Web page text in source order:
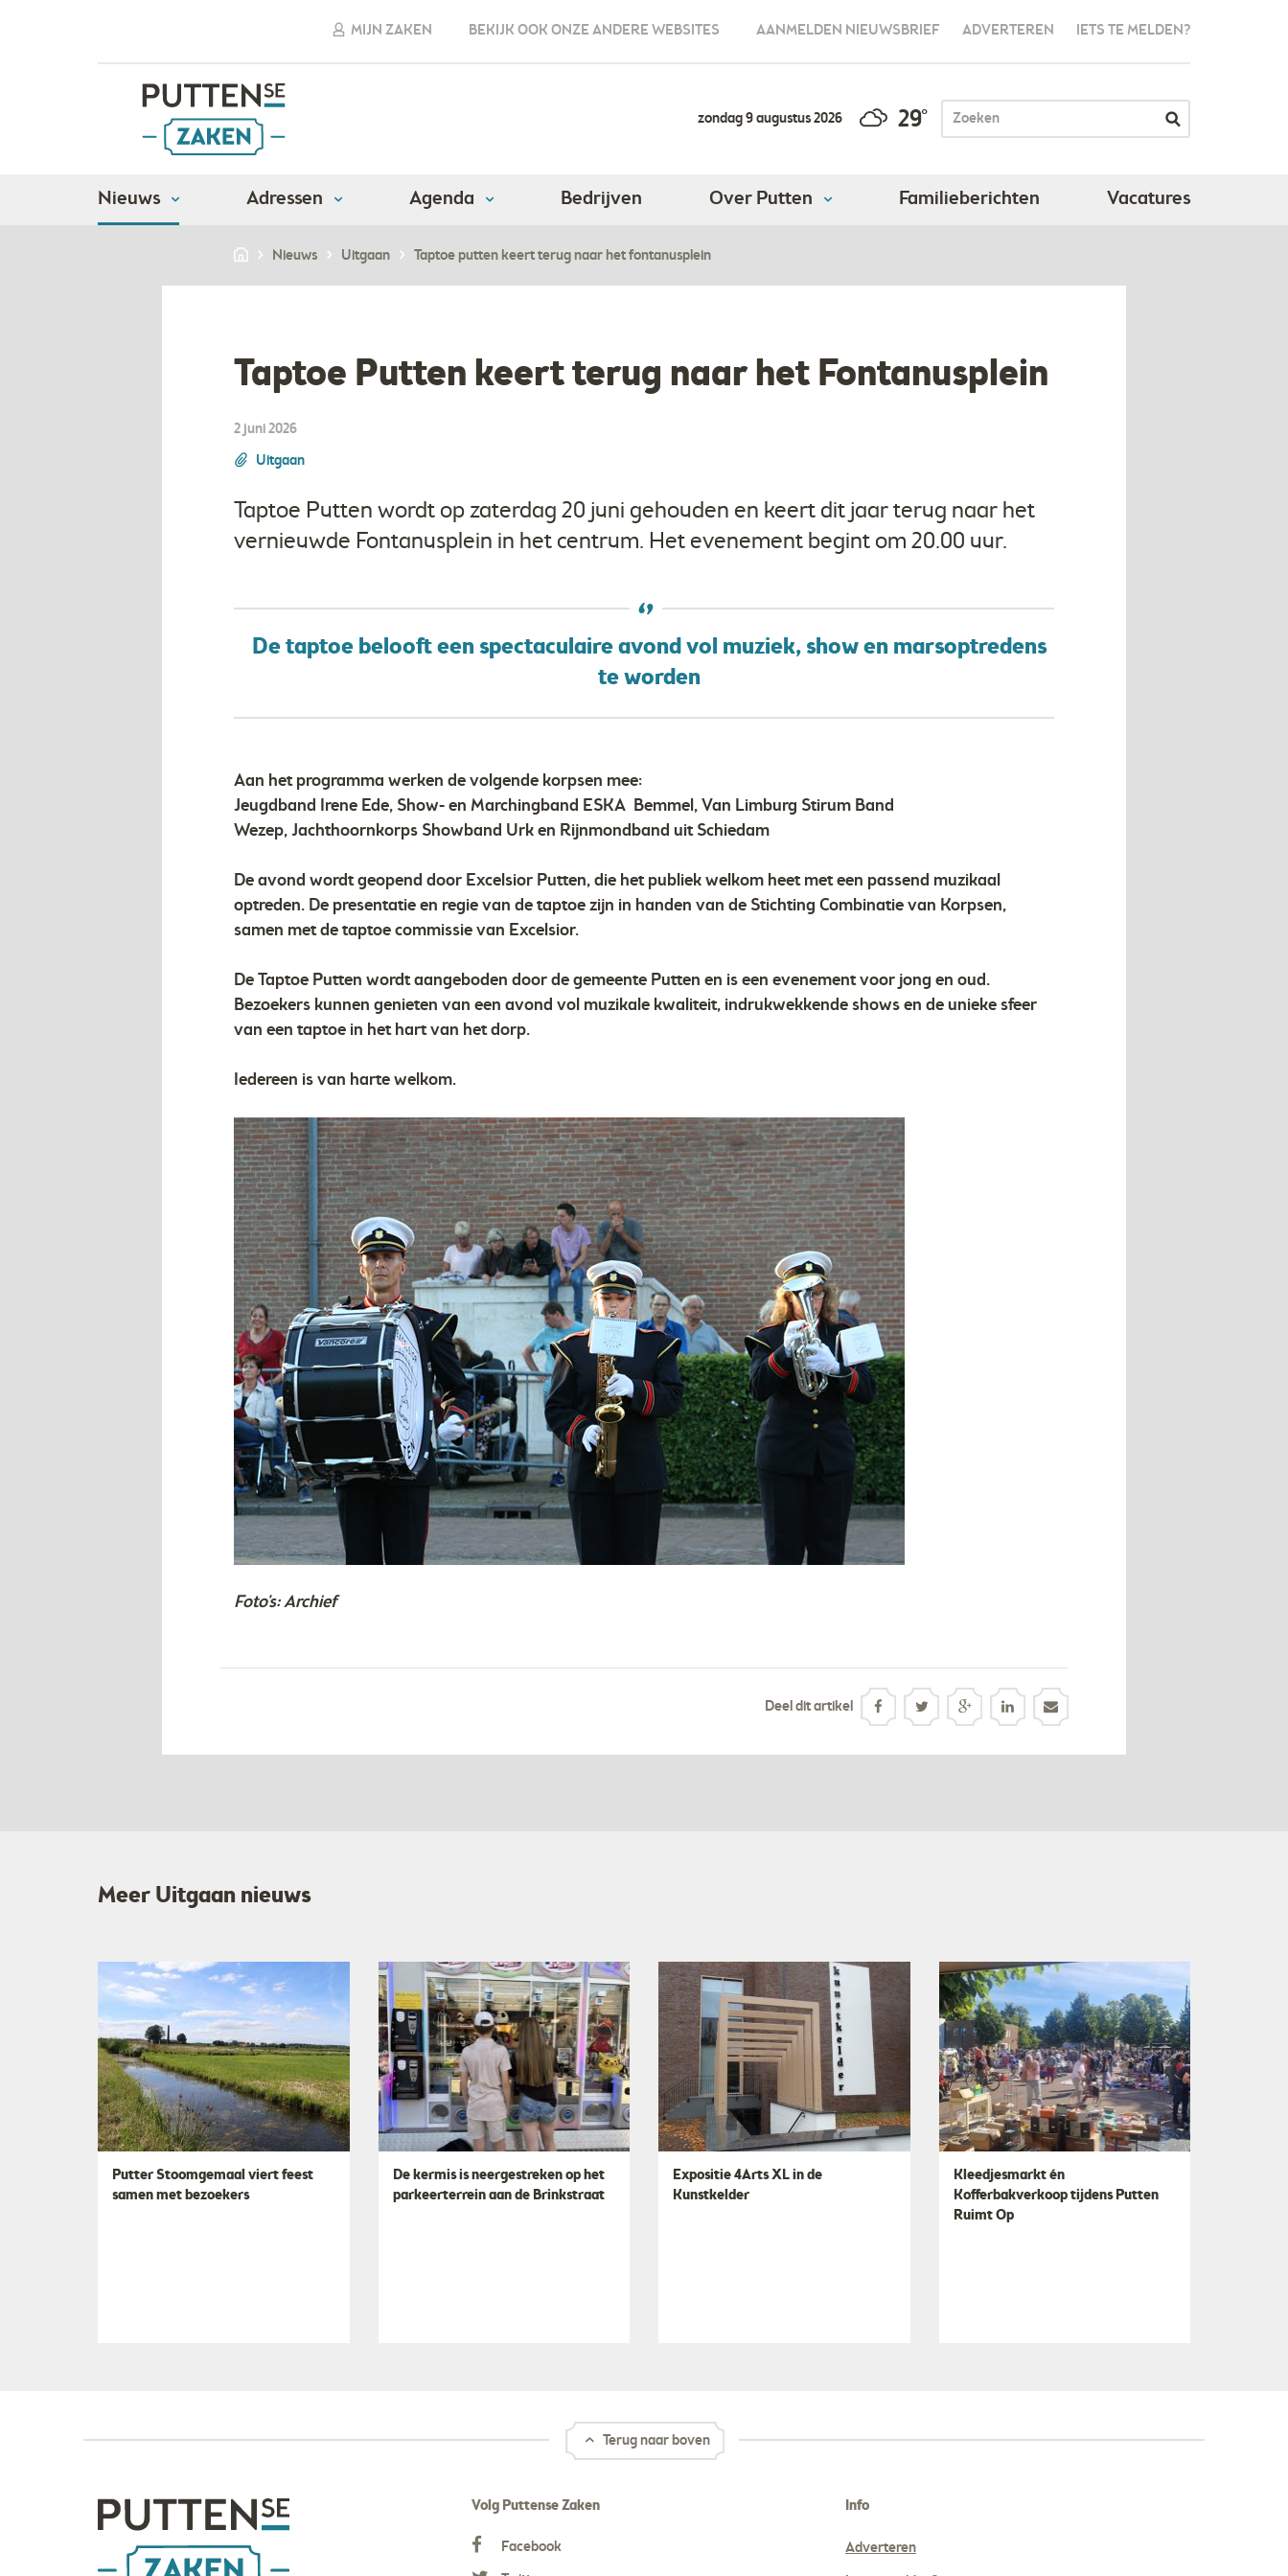
MIJN ZAKEN BEKIJK OOK ONZE ANDERE WEBSITES AANMELDEN NIEUWSBRIEF ADVERTEREN IETS TE MELDEN?
zondag 9 augustus 2026 29°
Nieuws Adressen Agenda Bedrijven Over Putten Familieberichten Vacatures
Nieuws Uitgaan Taptoe putten keert terug naar het fontanusplein
Taptoe Putten keert terug naar het Fontanusplein
2 juni 2026
Uitgaan
Taptoe Putten wordt op zaterdag 20 juni gehouden en keert dit jaar terug naar het
vernieuwde Fontanusplein in het centrum. Het evenement begint om 20.00 uur.
De taptoe belooft een spectaculaire avond vol muziek, show en marsoptredens
te worden
Aan het programma werken de volgende korpsen mee:
Jeugdband Irene Ede, Show- en Marchingband ESKA Bemmel, Van Limburg Stirum Band
Wezep, Jachthoornkorps Showband Urk en Rijnmondband uit Schiedam
De avond wordt geopend door Excelsior Putten, die het publiek welkom heet met een passend muzikaal
optreden. De presentatie en regie van de taptoe zijn in handen van de Stichting Combinatie van Korpsen,
samen met de taptoe commissie van Excelsior.
De Taptoe Putten wordt aangeboden door de gemeente Putten en is een evenement voor jong en oud.
Bezoekers kunnen genieten van een avond vol muzikale kwaliteit, indrukwekkende shows en de unieke sfeer
van een taptoe in het hart van het dorp.
Iedereen is van harte welkom.
Foto's: Archief
Deel dit artikel
Meer Uitgaan nieuws
Putter Stoomgemaal viert feest
samen met bezoekers
De kermis is neergestreken op het
parkeerterrein aan de Brinkstraat
​Expositie 4Arts XL in de
Kunstkelder
​Kleedjesmarkt én
Kofferbakverkoop tijdens Putten
Ruimt Op
Terug naar boven
Volg Puttense Zaken
Facebook
Info
Adverteren